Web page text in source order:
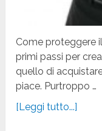
Come proteggere
primi passi per
quello di
piace. Purtroppo …
[Leggi tutto...]